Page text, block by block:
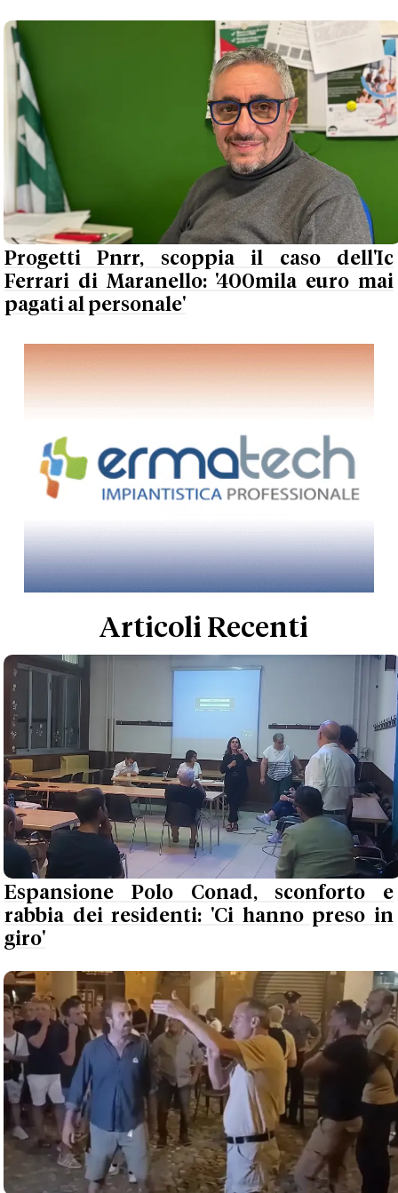
Progetti Pnrr, scoppia il caso dell'Ic
Ferrari di Maranello: '400mila euro mai
pagati al personale'
Articoli Recenti
Espansione Polo Conad, sconforto e
rabbia dei residenti: 'Ci hanno preso in
giro'